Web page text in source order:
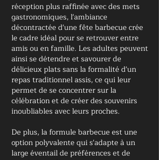
réception plus raffinée avec des mets
gastronomiques, l'ambiance
décontractée d'une fête barbecue crée
le cadre idéal pour se retrouver entre
amis ou en famille. Les adultes peuvent
ainsi se détendre et savourer de
délicieux plats sans la formalité d'un
repas traditionnel assis, ce qui leur
permet de se concentrer sur la
célébration et de créer des souvenirs
inoubliables avec leurs proches.
De plus, la formule barbecue est une
option polyvalente qui s'adapte à un
large éventail de préférences et de